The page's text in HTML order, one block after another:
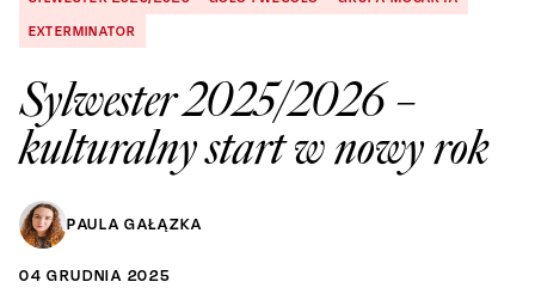
EXTERMINATOR
Sylwester 2025/2026 –
kulturalny start w nowy rok
PAULA GAŁĄZKA
04 GRUDNIA 2025